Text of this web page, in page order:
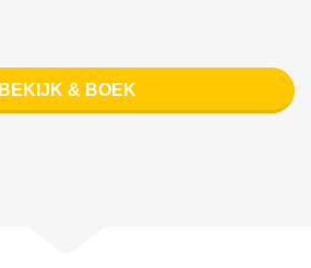
BEKIJK & BOEK